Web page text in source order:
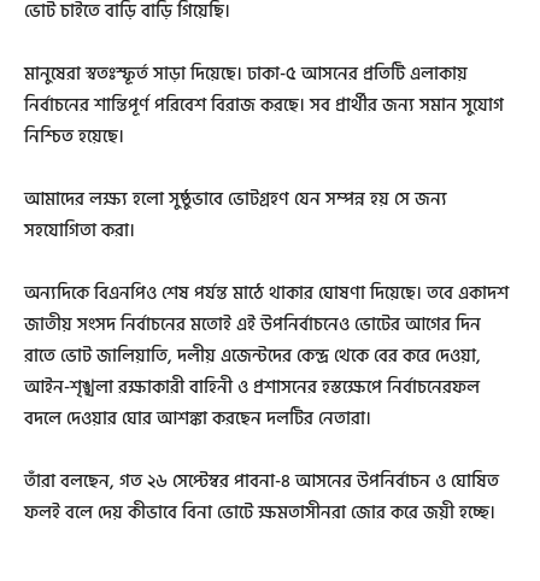
ভোট চাইতে বাড়ি বাড়ি গিয়েছি।
মানুষেরা স্বতঃস্ফূর্ত সাড়া দিয়েছে। ঢাকা-৫ আসনের প্রতিটি এলাকায়
নির্বাচনের শান্তিপূর্ণ পরিবেশ বিরাজ করছে। সব প্রার্থীর জন্য সমান সুযোগ
নিশ্চিত হয়েছে।
আমাদের লক্ষ্য হলো সুষ্ঠুভাবে ভোটগ্রহণ যেন সম্পন্ন হয় সে জন্য
সহযোগিতা করা।
অন্যদিকে বিএনপিও শেষ পর্যন্ত মাঠে থাকার ঘোষণা দিয়েছে। তবে একাদশ
জাতীয় সংসদ নির্বাচনের মতোই এই উপনির্বাচনেও ভোটের আগের দিন
রাতে ভোট জালিয়াতি, দলীয় এজেন্টদের কেন্দ্র থেকে বের করে দেওয়া,
আইন-শৃঙ্খলা রক্ষাকারী বাহিনী ও প্রশাসনের হস্তক্ষেপে নির্বাচনেরফল
বদলে দেওয়ার ঘোর আশঙ্কা করছেন দলটির নেতারা।
তাঁরা বলছেন, গত ২৬ সেপ্টেম্বর পাবনা-৪ আসনের উপনির্বাচন ও ঘোষিত
ফলই বলে দেয় কীভাবে বিনা ভোটে ক্ষমতাসীনরা জোর করে জয়ী হচ্ছে।